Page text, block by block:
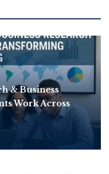
& Business
Work Across